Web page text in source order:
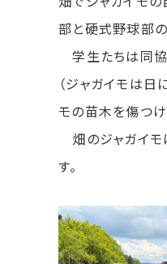
部と硬式野球部の
学生たちは同協
（ジャガイモは日
モの苗木を傷つけ
畑のジャガイモ
す。